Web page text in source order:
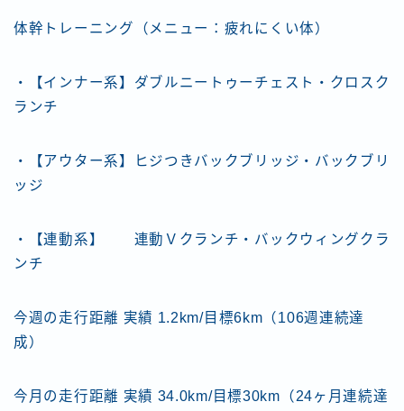
体幹トレーニング（メニュー：疲れにくい体）
・【インナー系】ダブルニートゥーチェスト・クロスク
ランチ
・【アウター系】ヒジつきバックブリッジ・バックブリ
ッジ
・【連動系】 連動Ｖクランチ・バックウィングクラ
ンチ
今週の走行距離 実績 1.2km/目標6km（106週連続達
成）
今月の走行距離 実績 34.0km/目標30km（24ヶ月連続達